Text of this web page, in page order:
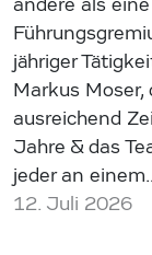
andere als
jähriger
Markus
ausreichend
Jahre & das
jeder an
12. Juli 2026